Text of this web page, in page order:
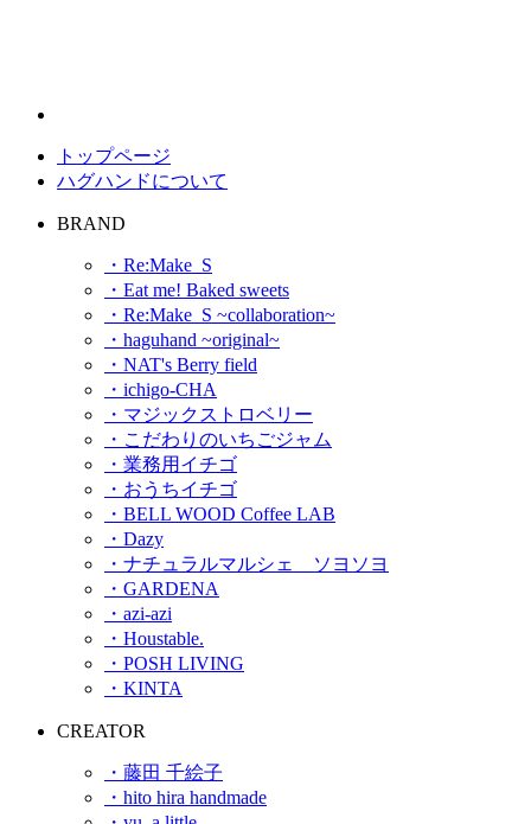
トップページ
ハグハンドについて
BRAND
・Re:Make_S
・Eat me! Baked sweets
・Re:Make_S ~collaboration~
・haguhand ~original~
・NAT's Berry field
・ichigo-CHA
・マジックストロベリー
・こだわりのいちごジャム
・業務用イチゴ
・おうちイチゴ
・BELL WOOD Coffee LAB
・Dazy
・ナチュラルマルシェ ソヨソヨ
・GARDENA
・azi-azi
・Houstable.
・POSH LIVING
・KINTA
CREATOR
・藤田 千絵子
・hito hira handmade